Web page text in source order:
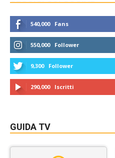
540,000 Fans
550,000 Follower
9,300 Follower
290,000 Iscritti
GUIDA TV